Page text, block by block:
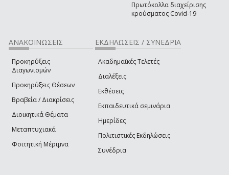
Πρωτόκολλα διαχείρισης
κρούσματος Covid-19
ΑΝΑΚΟΙΝΩΣΕΙΣ
Προκηρύξεις
Διαγωνισμών
Προκηρύξεις Θέσεων
Βραβεία / Διακρίσεις
Διοικητικά Θέματα
Μεταπτυχιακά
Φοιτητική Μέριμνα
ΕΚΔΗΛΩΣΕΙΣ / ΣΥΝΕΔΡΙΑ
Ακαδημαϊκές Τελετές
Διαλέξεις
Εκθέσεις
Εκπαιδευτικά σεμινάρια
Ημερίδες
Πολιτιστικές Εκδηλώσεις
Συνέδρια